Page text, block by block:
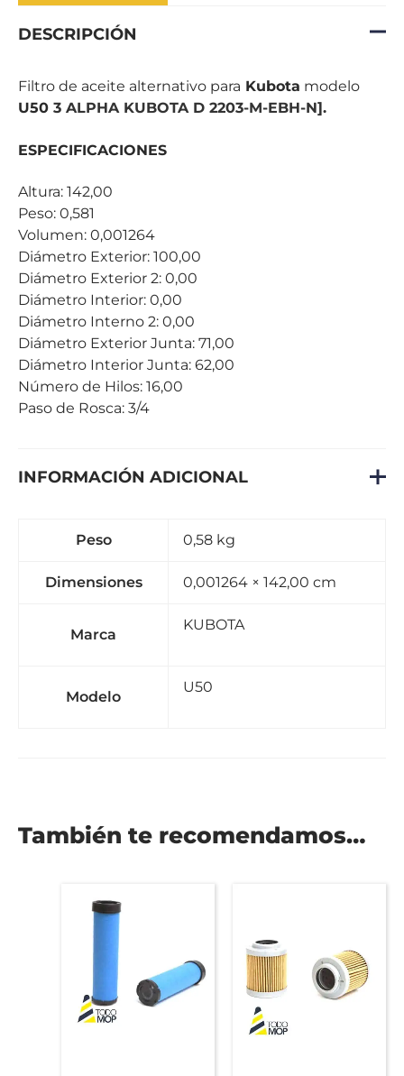
DESCRIPCIÓN
Filtro de aceite alternativo para Kubota modelo
U50 3 ALPHA KUBOTA D 2203-M-EBH-N].
ESPECIFICACIONES
Altura: 142,00
Peso: 0,581
Volumen: 0,001264
Diámetro Exterior: 100,00
Diámetro Exterior 2: 0,00
Diámetro Interior: 0,00
Diámetro Interno 2: 0,00
Diámetro Exterior Junta: 71,00
Diámetro Interior Junta: 62,00
Número de Hilos: 16,00
Paso de Rosca: 3/4
INFORMACIÓN ADICIONAL
Peso 0,58 kg
Dimensiones 0,001264 × 142,00 cm
Marca
KUBOTA
Modelo
U50
También te recomendamos…